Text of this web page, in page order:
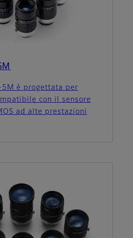
5M è progettata per
con il sensore
ad alte prestazioni